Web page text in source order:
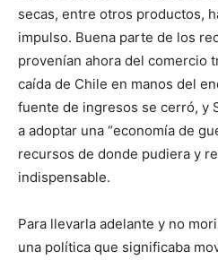
secas, entre otros productos,
impulso. Buena parte de los
provenían ahora del comercio
caída de Chile en manos del
fuente de ingresos se cerró, y
a adoptar una “economía de
recursos de donde pudiera y
indispensable.
Para llevarla adelante y no
una política que significaba